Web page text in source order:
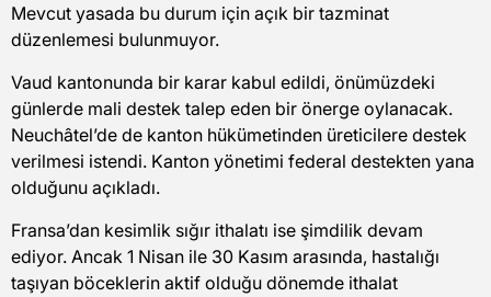
Mevcut yasada bu durum için açık bir tazminat
düzenlemesi bulunmuyor.
Vaud kantonunda bir karar kabul edildi, önümüzdeki
günlerde mali destek talep eden bir önerge oylanacak.
Neuchâtel’de de kanton hükümetinden üreticilere destek
verilmesi istendi. Kanton yönetimi federal destekten yana
olduğunu açıkladı.
Fransa’dan kesimlik sığır ithalatı ise şimdilik devam
ediyor. Ancak 1 Nisan ile 30 Kasım arasında, hastalığı
taşıyan böceklerin aktif olduğu dönemde ithalat